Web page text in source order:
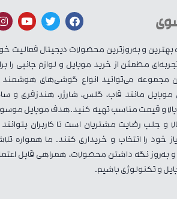
و به‌روزترین محصولات دیجیتال فعالیت
مطمئن از خرید موبایل و لوازم جانبی را
مجموعه می‌توانید انواع گوشی‌های هوشمند
موبایل مانند قاب، گلس، شارژر، هندزفری و
بالا و قیمت مناسب تهیه کنید.هدف موبایل
و جلب رضایت مشتریان است تا کاربران بتوانند
خود را انتخاب و خریداری کنند. ما همواره
و به‌روز نگه داشتن محصولات، همراهی قابل
و تکنولوژی باشیم.